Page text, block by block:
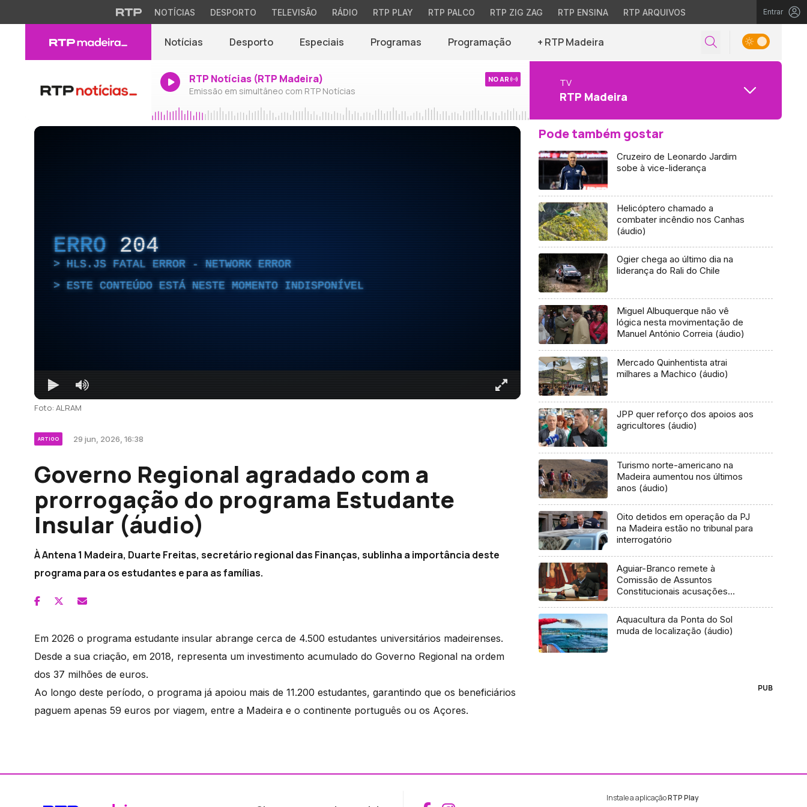
NOTÍCIAS DESPORTO TELEVISÃO RÁDIO RTP PLAY RTP PALCO RTP ZIG ZAG RTP ENSINA RTP ARQUIVOS Entrar
Notícias Desporto Especiais Programas Programação + RTP Madeira
RTP Notícias (RTP Madeira)
Emissão em simultâneo com RTP Notícias
NO AR TV
RTP Madeira
ERRO 204
HLS.JS FATAL ERROR - NETWORK ERROR
ESTE CONTEÚDO ESTÁ NESTE MOMENTO INDISPONÍVEL
Foto: ALRAM
ARTIGO 29 jun, 2026, 16:38
Governo Regional agradado com a
prorrogação do programa Estudante
Insular (áudio)
À Antena 1 Madeira, Duarte Freitas, secretário regional das Finanças, sublinha a importância deste
programa para os estudantes e para as famílias.
Em 2026 o programa estudante insular abrange cerca de 4.500 estudantes universitários madeirenses.
Desde a sua criação, em 2018, representa um investimento acumulado do Governo Regional na ordem
dos 37 milhões de euros.
Ao longo deste período, o programa já apoiou mais de 11.200 estudantes, garantindo que os beneficiários
paguem apenas 59 euros por viagem, entre a Madeira e o continente português ou os Açores.
Pode também gostar
Cruzeiro de Leonardo Jardim
sobe à vice-liderança
Helicóptero chamado a
combater incêndio nos Canhas
(áudio)
Ogier chega ao último dia na
liderança do Rali do Chile
Miguel Albuquerque não vê
lógica nesta movimentação de
Manuel António Correia (áudio)
Mercado Quinhentista atrai
milhares a Machico (áudio)
JPP quer reforço dos apoios aos
agricultores (áudio)
Turismo norte-americano na
Madeira aumentou nos últimos
anos (áudio)
Oito detidos em operação da PJ
na Madeira estão no tribunal para
interrogatório
Aguiar-Branco remete à
Comissão de Assuntos
Constitucionais acusações
Aquacultura da Ponta do Sol
muda de localização (áudio)
PUB
Instale a aplicaçãoRTP Play